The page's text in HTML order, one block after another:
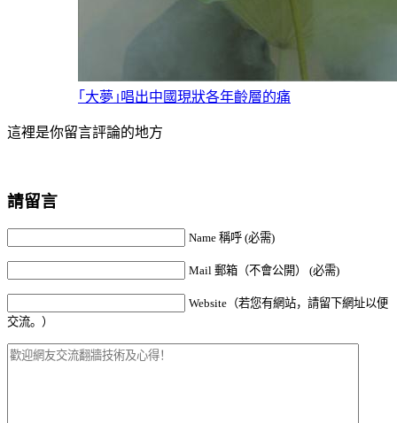
｢大夢｣唱出中國現狀各年齡層的痛
這裡是你留言評論的地方
請留言
Name 稱呼 (必需)
Mail 郵箱（不會公開） (必需)
Website（若您有網站，請留下網址以便
交流。）